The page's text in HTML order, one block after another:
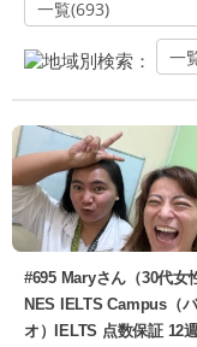
地域別検索：
#695 Maryさん（30代女
NES IELTS Campus（
オ）IELTS 点数保証 12